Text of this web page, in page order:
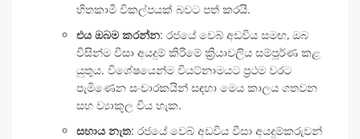
හිතකාමී විකල්පයක් බවට පත් කරයි.
එය ඔබම කරන්න: රජයේ වෙබ් අඩවිය සමඟ, ඔබ
විසින්ම වීසා අයදුම් කිරීමේ ක්‍රියාවලිය සම්පූර්ණ කළ
යුතුය. විශේෂයෙන්ම වියට්නාමයට ප්‍රථම වරට
පැමිණෙන සංචාරකයින් සඳහා මෙය කාලය ගතවන
සහ ව්‍යාකූල විය හැක.
සහාය නැත: රජයේ වෙබ් අඩවිය වීසා අයදුම්කරුවන්